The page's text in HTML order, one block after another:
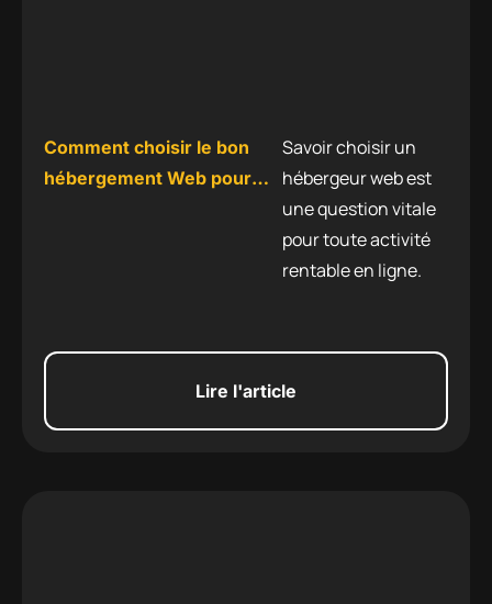
Comment choisir le bon
hébergement Web pour
Savoir choisir un
hébergeur web est
une question vitale
pour toute activité
rentable en ligne.
Lire l'article